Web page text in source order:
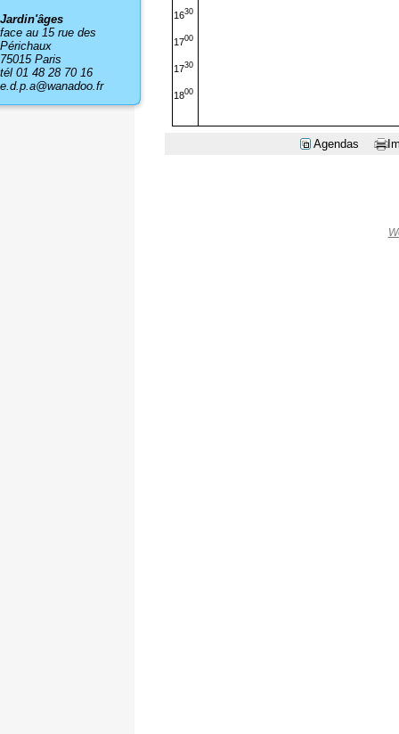
1630
1700
1730
1800
Agendas
Jardin'âges
face au 15 rue des
Périchaux
75015 Paris
tél 01 48 28 70 16
e.d.p.a@wanadoo.fr